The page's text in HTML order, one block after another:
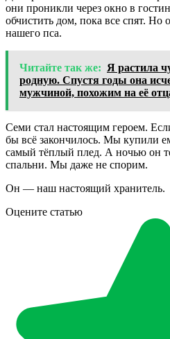
они проникли через окно в
обчистить дом, пока все спят.
нашего пса.
Читайте так же: Я растила
родную. Спустя годы она
мужчиной, похожим на её
Семи стал настоящим героем.
бы всё закончилось. Мы купили
самый тёплый плед. А ночью он
спальни. Мы даже не спорим.
Он — наш настоящий хранитель.
Оцените статью